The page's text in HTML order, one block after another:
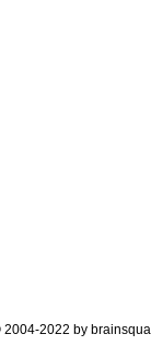
2004-2022 by